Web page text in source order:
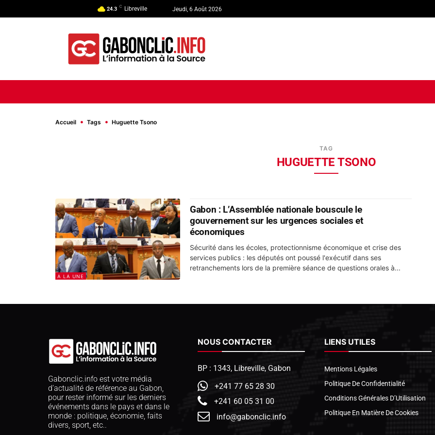
24.3 C Libreville Jeudi, 6 Août 2026
Accueil Tags Huguette Tsono
TAG
HUGUETTE TSONO
A LA UNE
Gabon : L’Assemblée nationale bouscule le
gouvernement sur les urgences sociales et
économiques
Sécurité dans les écoles, protectionnisme économique et crise des
services publics : les députés ont poussé l'exécutif dans ses
retranchements lors de la première séance de questions orales à...
Gabonclic.info est votre média
d’actualité de référence au Gabon,
pour rester informé sur les derniers
événements dans le pays et dans le
monde : politique, économie, faits
divers, sport, etc..
NOUS CONTACTER
BP : 1343, Libreville, Gabon
+241 77 65 28 30
+241 60 05 31 00
info@gabonclic.info
LIENS UTILES
Mentions Légales
Politique De Confidentialité
Conditions Générales D’Utilisation
Politique En Matière De Cookies